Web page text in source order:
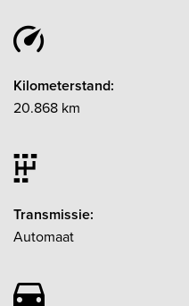
Kilometerstand:
20.868 km
Transmissie:
Automaat